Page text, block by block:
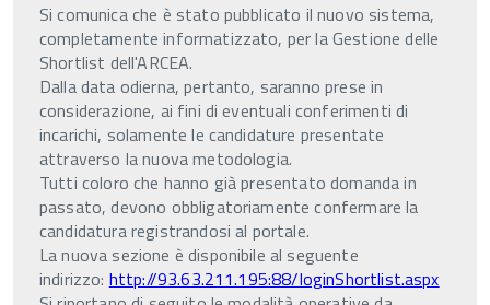
Si comunica che è stato pubblicato il nuovo sistema,
completamente informatizzato, per la Gestione delle
Shortlist dell'ARCEA.
Dalla data odierna, pertanto, saranno prese in
considerazione, ai fini di eventuali conferimenti di
incarichi, solamente le candidature presentate
attraverso la nuova metodologia.
Tutti coloro che hanno già presentato domanda in
passato, devono obbligatoriamente confermare la
candidatura registrandosi al portale.
La nuova sezione è disponibile al seguente
indirizzo: http://93.63.211.195:88/loginShortlist.aspx